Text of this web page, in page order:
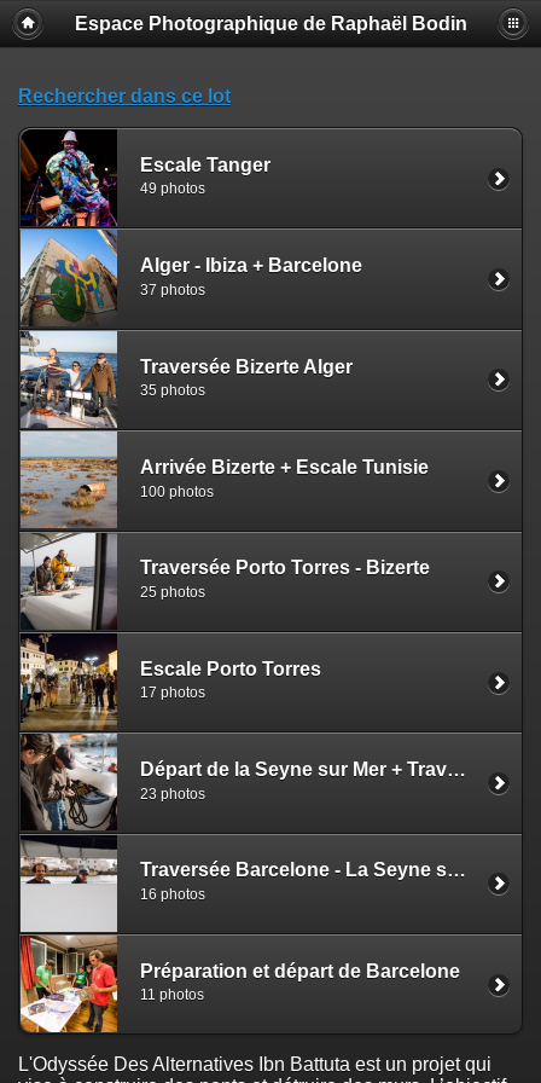
Espace Photographique de Raphaël Bodin
Rechercher dans ce lot
Escale Tanger
49 photos
Alger - Ibiza + Barcelone
37 photos
Traversée Bizerte Alger
35 photos
Arrivée Bizerte + Escale Tunisie
100 photos
Traversée Porto Torres - Bizerte
25 photos
Escale Porto Torres
17 photos
Départ de la Seyne sur Mer + Traversée Porto Torres
23 photos
Traversée Barcelone - La Seyne sur Mer
16 photos
Préparation et départ de Barcelone
11 photos
L'Odyssée Des Alternatives Ibn Battuta est un projet qui